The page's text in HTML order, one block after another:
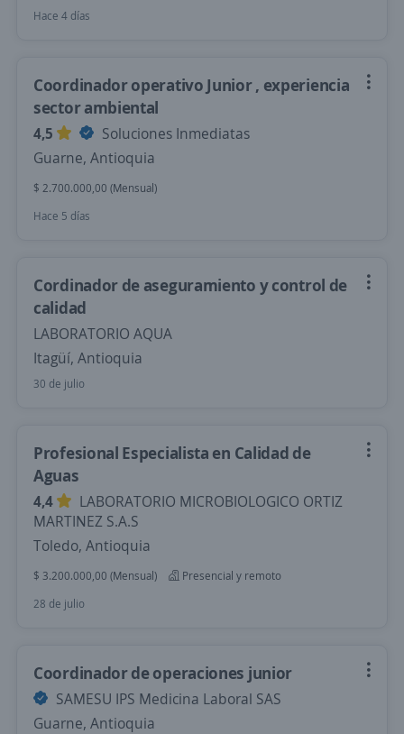
Hace 4 días
Coordinador operativo Junior , experiencia
sector ambiental
4,5
Soluciones Inmediatas
Guarne, Antioquia
$ 2.700.000,00 (Mensual)
Hace 5 días
Cordinador de aseguramiento y control de
calidad
LABORATORIO AQUA
Itagüí, Antioquia
30 de julio
Profesional Especialista en Calidad de
Aguas
4,4
LABORATORIO MICROBIOLOGICO ORTIZ
MARTINEZ S.A.S
Toledo, Antioquia
$ 3.200.000,00 (Mensual)
Presencial y remoto
28 de julio
Coordinador de operaciones junior
SAMESU IPS Medicina Laboral SAS
Guarne, Antioquia